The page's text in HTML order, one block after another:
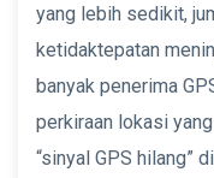
yang lebih sedikit,
ketidaktepatan
banyak penerima
perkiraan lokasi
“sinyal GPS hilang”